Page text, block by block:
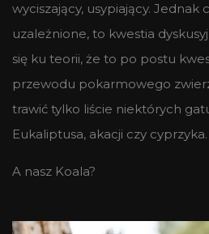
wyciszający, usypiający. Jednak
uzależnione, to kwestia
się ku teorii, że to po postu
przewodu pokarmowego
trawić tylko liście niektórych
Eukaliptusa, akacji czy cyprzyka.
A nasz Koala?